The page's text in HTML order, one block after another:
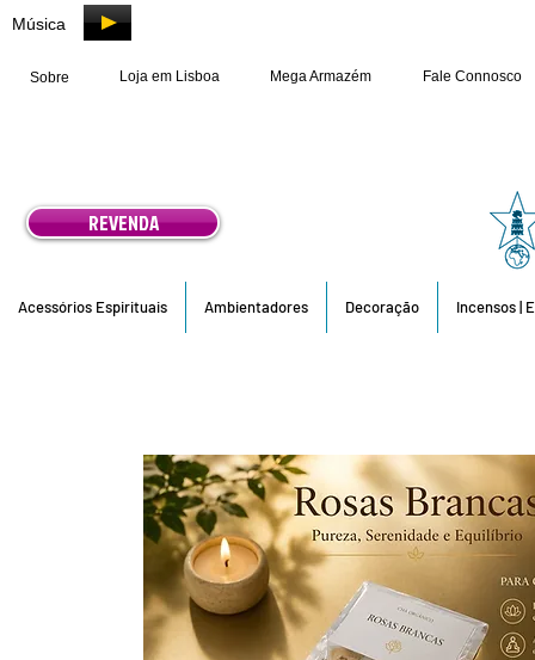
Música
Sobre Loja em Lisboa Mega Armazém Fale Connosco
REVENDA
Acessórios Espirituais Ambientadores Decoração Incensos |